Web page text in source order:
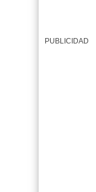
PUBLICIDAD